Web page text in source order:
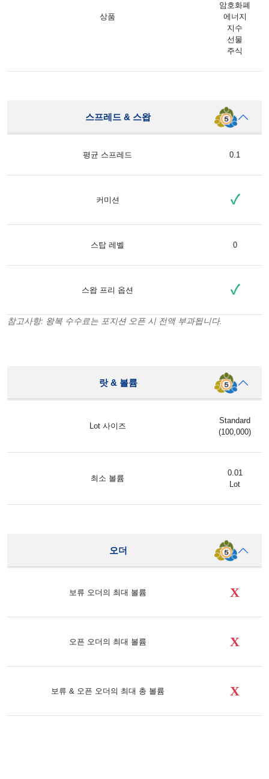
상품
암호화폐
에너지
지수
선물
주식
스프레드 & 스왑
평균 스프레드 0.1
커미션 ✓
스탑 레벨 0
스왑 프리 옵션 ✓
참고사항: 왕복 수수료는 포지션 오픈 시 전액 부과됩니다.
랏 & 볼륨
Lot 사이즈
Standard
(100,000)
최소 볼륨
0.01
Lot
오더
보류 오더의 최대 볼륨 X
오픈 오더의 최대 볼륨 X
보류 & 오픈 오더의 최대 총 볼륨 X